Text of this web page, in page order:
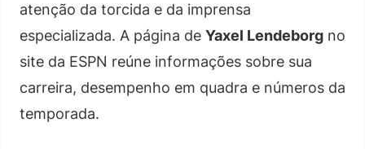
atenção da torcida e da imprensa
especializada. A página de Yaxel Lendeborg no
site da ESPN reúne informações sobre sua
carreira, desempenho em quadra e números da
temporada.